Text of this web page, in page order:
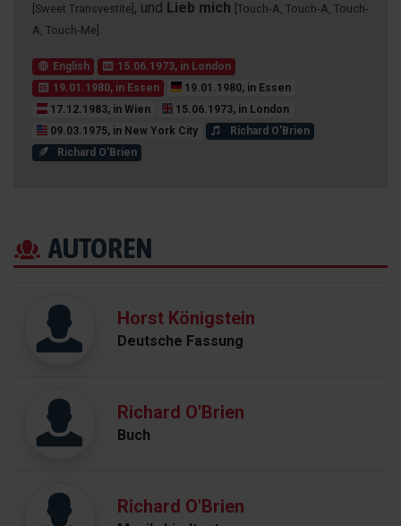
[Sweet Transvestite] , und Lieb mich [Touch-A, Touch-A, Touch-
A, Touch-Me] .
English
15.06.1973, in London
19.01.1980, in Essen
19.01.1980, in Essen
17.12.1983, in Wien
15.06.1973, in London
09.03.1975, in New York City
Richard O'Brien
Richard O'Brien
AUTOREN
Horst Königstein
Deutsche Fassung
Richard O'Brien
Buch
Richard O'Brien